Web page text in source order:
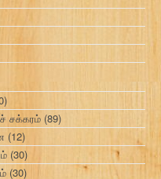
சக்கரம் (89)
(12)
(30)
(30)